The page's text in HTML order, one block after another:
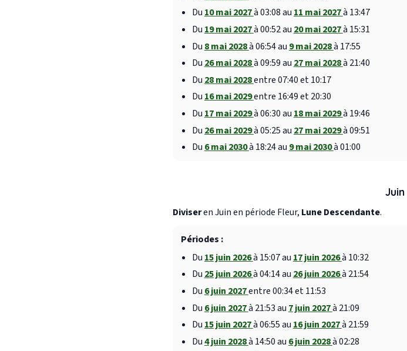
Du 10 mai 2027à 03:08 au 11 mai 2027à 13:47
Du 19 mai 2027à 00:52 au 20 mai 2027à 15:31
Du 8 mai 2028à 06:54 au 9 mai 2028à 17:55
Du 26 mai 2028à 09:59 au 27 mai 2028à 21:40
Du 28 mai 2028entre 07:40 et 10:17
Du 16 mai 2029entre 16:49 et 20:30
Du 17 mai 2029à 06:30 au 18 mai 2029à 19:46
Du 26 mai 2029à 05:25 au 27 mai 2029à 09:51
Du 6 mai 2030à 18:24 au 9 mai 2030à 01:00
Juin
Diviseren Juin en période Fleur, Lune Descendante.
Périodes :
Du 15 juin 2026à 15:07 au 17 juin 2026à 10:32
Du25 juin 2026à 04:14 au26 juin 2026à 21:54
Du 6 juin 2027entre 00:34 et 11:53
Du 6 juin 2027à 21:53 au 7 juin 2027à 21:09
Du 15 juin 2027à 06:55 au 16 juin 2027à 21:59
Du4 juin 2028à 14:50 au 6 juin 2028à 02:28